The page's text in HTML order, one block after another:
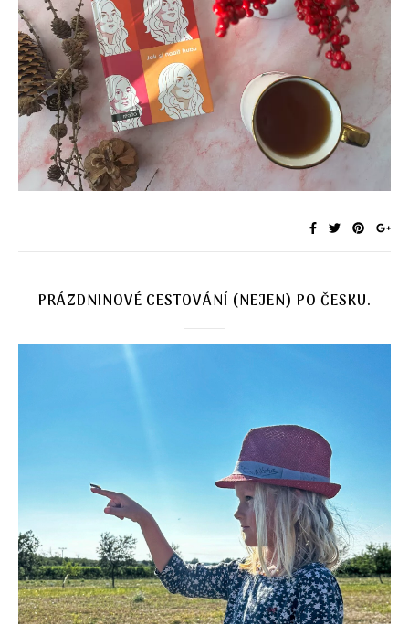
PRÁZDNINOVÉ CESTOVÁNÍ (NEJEN) PO ČESKU.